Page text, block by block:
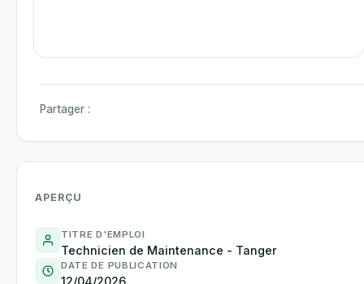
Partager :
APERÇU
TITRE D'EMPLOI
Technicien de Maintenance - Tanger
DATE DE PUBLICATION
12/04/2026